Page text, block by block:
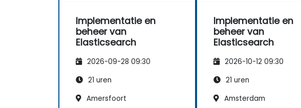
Implementatie en
beheer van
Elasticsearch
2026-09-28 09:30
21 uren
Amersfoort
Implementatie en
beheer van
Elasticsearch
2026-10-12 09:30
21 uren
Amsterdam